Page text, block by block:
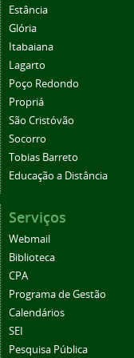
Estância
Glória
Itabaiana
Lagarto
Poço Redondo
Propriá
São Cristóvão
Socorro
Tobias Barreto
Educação a Distância
Serviços
Webmail
Biblioteca
CPA
Programa de Gestão
Calendários
SEI
Pesquisa Pública